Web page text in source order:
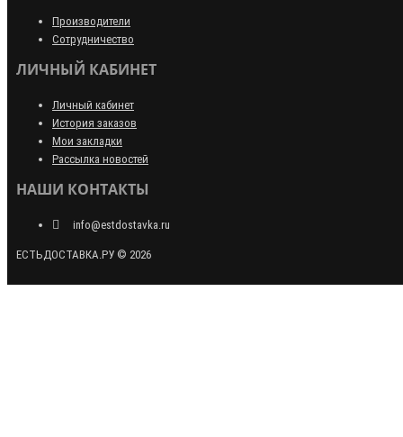
Производители
Сотрудничество
ЛИЧНЫЙ КАБИНЕТ
Личный кабинет
История заказов
Мои закладки
Рассылка новостей
НАШИ КОНТАКТЫ
info@estdostavka.ru
ЕСТЬДОСТАВКА.РУ © 2026